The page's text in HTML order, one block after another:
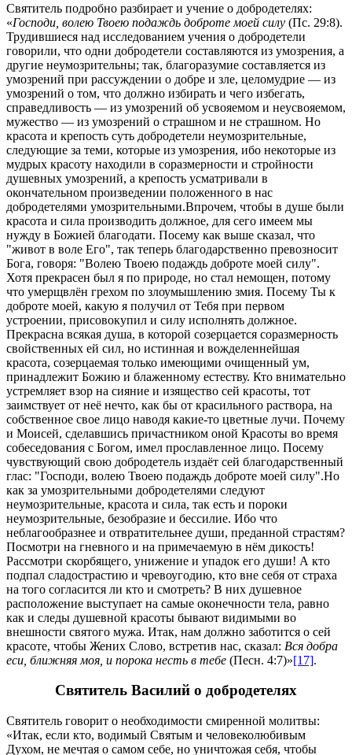
Святитель подробно разбирает и учение о добродетелях:
«Господи, волею Твоею подаждь доброте моей силу (Пс. 29:8).
Трудившиеся над исследованием учения о добродетели
говорили, что одни добродетели составляются из умозрения, а
другие неумозрительны; так, благоразумие составляется из
умозрений при рассуждении о добре и зле, целомудрие — из
умозрений о том, что должно избирать и чего избегать,
справедливость — из умозрений об усвояемом и неусвояемом,
мужество — из умозрений о страшном и не страшном. Но
красота и крепость суть добродетели неумозрительные,
следующие за теми, которые из умозрения, ибо некоторые из
мудрых красоту находили в соразмерности и стройности
душевных умозрений, а крепость усматривали в
окончательном произведении положенного в нас
добродетелями умозрительными.Впрочем, чтобы в душе были
красота и сила производить должное, для сего имеем мы
нужду в Божией благодати. Посему как выше сказал, что
"живот в воле Его", так теперь благодарственно превозносит
Бога, говоря: "Волею Твоею подаждь доброте моей силу".
Хотя прекрасен был я по природе, но стал немощен, потому
что умерщвлён грехом по злоумышлению змия. Посему Ты к
доброте моей, какую я получил от Тебя при первом
устроении, присовокупил и силу исполнять должное.
Прекрасна всякая душа, в которой созерцается соразмерность
свойственных ей сил, но истинная и вожделеннейшая
красота, созерцаемая только имеющими очищенный ум,
принадлежит Божию и блаженному естеству. Кто внимательно
устремляет взор на сияние и изящество сей красоты, тот
заимствует от неё нечто, как бы от красильного раствора, на
собственное свое лицо наводя какие-то цветные лучи. Почему
и Моисей, сделавшись причастником оной Красоты во время
собеседования с Богом, имел прославленное лицо. Посему
чувствующий свою добродетель издаёт сей благодарственный
глас: "Господи, волею Твоею подаждь доброте моей силу".Но
как за умозрительными добродетелями следуют
неумозрительные, красота и сила, так есть и пороки
неумозрительные, безобразие и бессилие. Ибо что
неблагообразнее и отвратительнее души, преданной страстям?
Посмотри на гневного и на примечаемую в нём дикость!
Рассмотри скорбящего, унижение и упадок его души! А кто
подпал сладострастию и чревоугодию, кто вне себя от страха
на того согласится ли кто и смотреть? В них душевное
расположение выступает на самые оконечности тела, равно
как и следы душевной красоты бывают видимыми во
внешности святого мужа. Итак, нам должно заботится о сей
красоте, чтобы Жених Слово, встретив нас, сказал: Вся добра
еси, ближняя моя, и порока несть в тебе (Песн. 4:7)»[17].
Святитель Василий о добродетелях
Святитель говорит о необходимости смиренной молитвы:
«Итак, если кто, водимый Святым и человеколюбивым
Духом, не мечтая о самом себе, но уничтожая себя, чтобы